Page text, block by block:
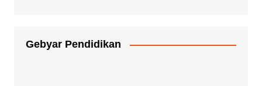
Gebyar Pendidikan